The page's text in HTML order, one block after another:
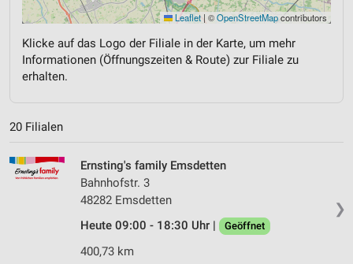
Leaflet | ©OpenStreetMapcontributors
Klicke auf das Logo der Filiale in der Karte, um mehr
Informationen (Öffnungszeiten & Route) zur Filiale zu
erhalten.
20 Filialen
❯
Ernsting's family Emsdetten
Bahnhofstr. 3
48282 Emsdetten
Heute 09:00 - 18:30 Uhr |
Geöffnet
400,73 km